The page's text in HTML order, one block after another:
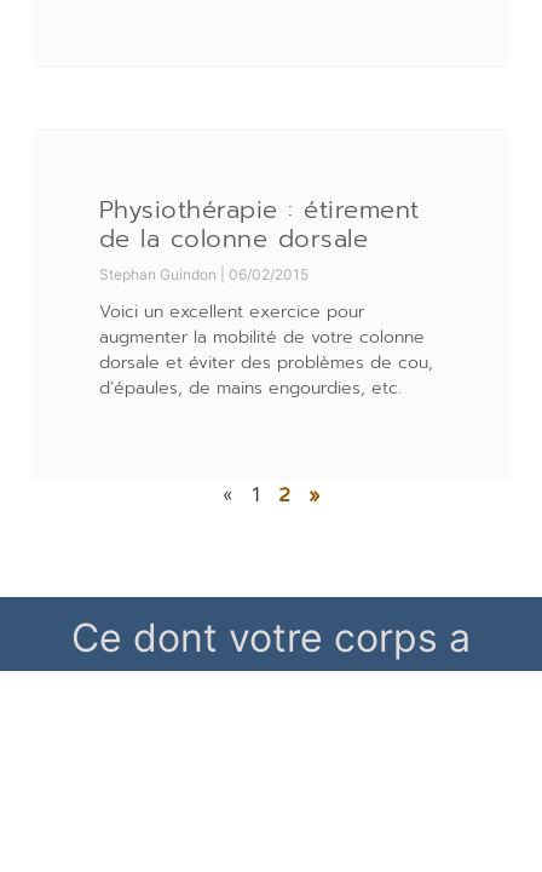
Physiothérapie : étirement
de la colonne dorsale
Stephan Guindon 06/02/2015
Voici un excellent exercice pour
augmenter la mobilité de votre colonne
dorsale et éviter des problèmes de cou,
d’épaules, de mains engourdies, etc.
« 1 2 »
Ce dont votre corps a